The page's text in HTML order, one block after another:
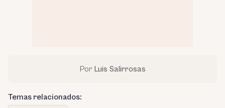
Por Luis Salirrosas
Temas relacionados: